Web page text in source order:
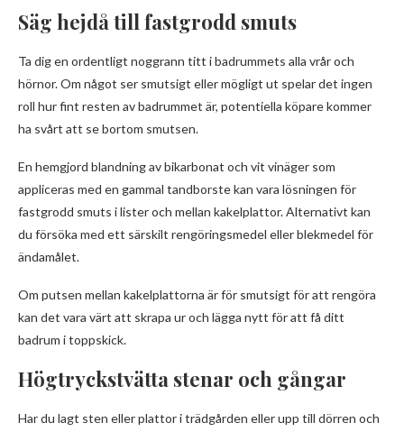
Säg hejdå till fastgrodd smuts
Ta dig en ordentligt noggrann titt i badrummets alla vrår och
hörnor. Om något ser smutsigt eller mögligt ut spelar det ingen
roll hur fint resten av badrummet är, potentiella köpare kommer
ha svårt att se bortom smutsen.
En hemgjord blandning av bikarbonat och vit vinäger som
appliceras med en gammal tandborste kan vara lösningen för
fastgrodd smuts i lister och mellan kakelplattor. Alternativt kan
du försöka med ett särskilt rengöringsmedel eller blekmedel för
ändamålet.
Om putsen mellan kakelplattorna är för smutsigt för att rengöra
kan det vara värt att skrapa ur och lägga nytt för att få ditt
badrum i toppskick.
Högtryckstvätta stenar och gångar
Har du lagt sten eller plattor i trädgården eller upp till dörren och